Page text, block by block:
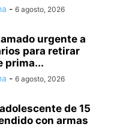
- 6 agosto, 2026
urgente a
para retirar
prima...
- 6 agosto, 2026
de 15
con armas